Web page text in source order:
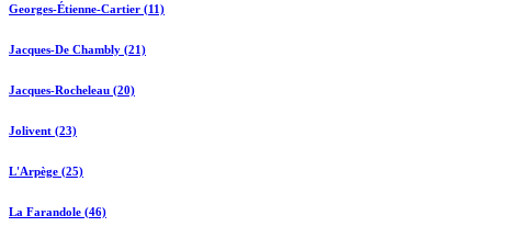
Georges-Étienne-Cartier (11)
Jacques-De Chambly (21)
Jacques-Rocheleau (20)
Jolivent (23)
L'Arpège (25)
La Farandole (46)